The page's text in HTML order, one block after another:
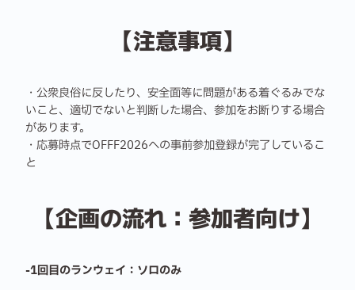
【注意事項】
・公衆良俗に反したり、安全面等に問題がある着ぐるみでな
いこと、適切でないと判断した場合、参加をお断りする場合
があります。
・応募時点でOFFF2026への事前参加登録が完了しているこ
と
【企画の流れ：参加者向け】
-1回目のランウェイ：ソロのみ